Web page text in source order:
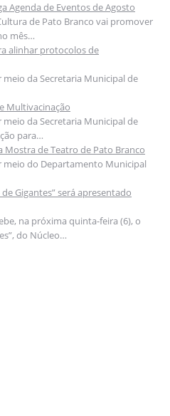
Agenda de Eventos de Agosto
de Pato Branco vai promover
mês…
alinhar protocolos de
da Secretaria Municipal de
Multivacinação
da Secretaria Municipal de
para…
Mostra de Teatro de Pato Branco
meio do Departamento Municipal
Gigantes” será apresentado
na próxima quinta-feira (6), o
do Núcleo…